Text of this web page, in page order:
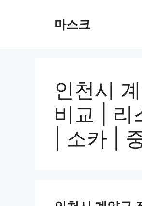
마스크
인천시
비교 | 리
| 소카 |